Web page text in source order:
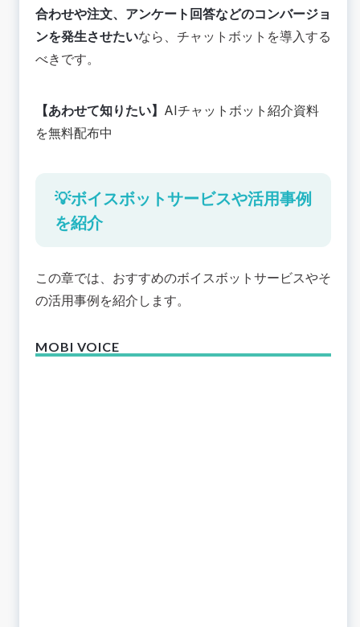
合わせや注文、アンケート回答などのコンバージョ
ンを発生させたいなら、チャットボットを導入する
べきです。
【あわせて知りたい】 AIチャットボット紹介資料
を無料配布中
💡ボイスボットサービスや活用事例
を紹介
この章では、おすすめのボイスボットサービスやそ
の活用事例を紹介します。
MOBI VOICE